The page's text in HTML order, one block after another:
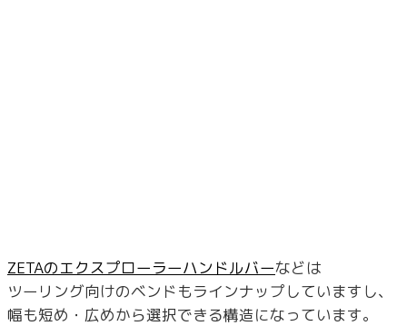
ZETAのエクスプローラーハンドルバーなどは
ツーリング向けのベンドもラインナップしていますし、
幅も短め・広めから選択できる構造になっています。